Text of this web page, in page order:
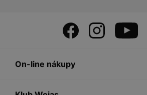
On-line nákupy